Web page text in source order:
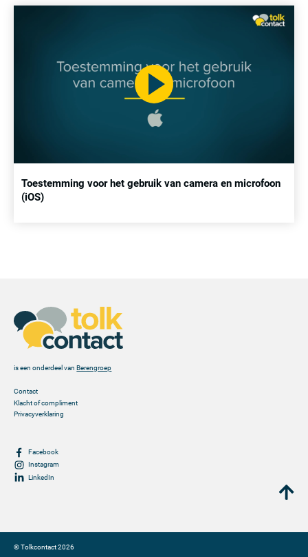
Toestemming voor het gebruik van camera en microfoon
(iOS)
is een onderdeel vanBerengroep
Contact
Klacht of compliment
Privacyverklaring
Facebook
Instagram
LinkedIn
©Tolkcontact2026